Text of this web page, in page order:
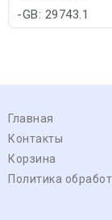
-GB: 29743.1
Главная
Контакты
Корзина
Политика